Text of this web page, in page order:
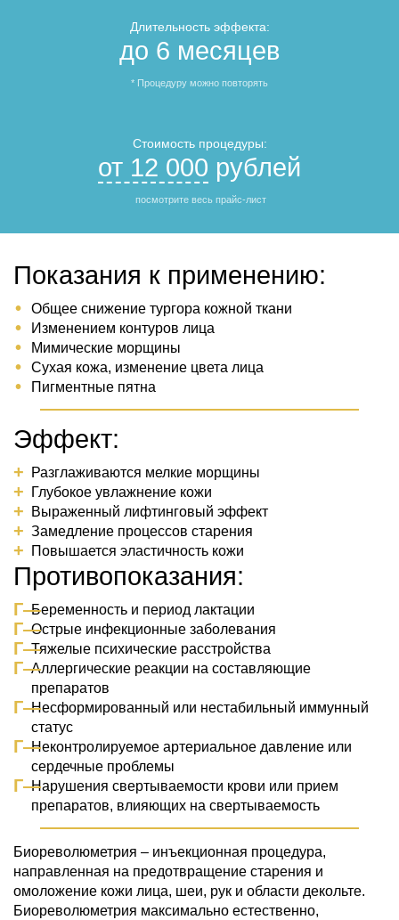
Длительность эффекта:
до 6 месяцев
* Процедуру можно повторять
Стоимость процедуры:
от 12 000 рублей
посмотрите весь прайс-лист
Показания к применению:
Общее снижение тургора кожной ткани
Изменением контуров лица
Мимические морщины
Сухая кожа, изменение цвета лица
Пигментные пятна
Эффект:
Разглаживаются мелкие морщины
Глубокое увлажнение кожи
Выраженный лифтинговый эффект
Замедление процессов старения
Повышается эластичность кожи
Противопоказания:
Беременность и период лактации
Острые инфекционные заболевания
Тяжелые психические расстройства
Аллергические реакции на составляющие
препаратов
Несформированный или нестабильный иммунный
статус
Неконтролируемое артериальное давление или
сердечные проблемы
Нарушения свертываемости крови или прием
препаратов, влияющих на свертываемость
Биореволюметрия – инъекционная процедура,
направленная на предотвращение старения и
омоложение кожи лица, шеи, рук и области декольте.
Биореволюметрия максимально естественно,